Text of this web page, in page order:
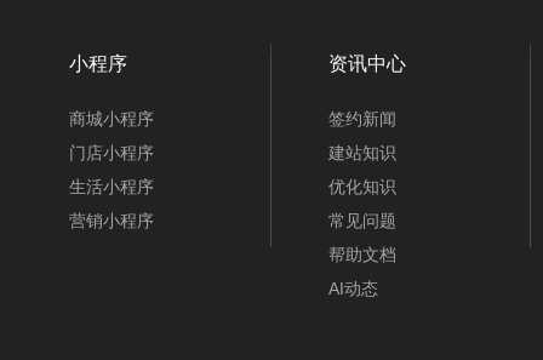
小程序
商城小程序
门店小程序
生活小程序
营销小程序
资讯中心
签约新闻
建站知识
优化知识
常见问题
帮助文档
AI动态